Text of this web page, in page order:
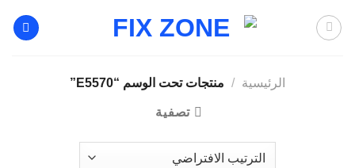
للمحتوى
الرئيسية / منتجات تحت الوسم “E5570”
تصفية